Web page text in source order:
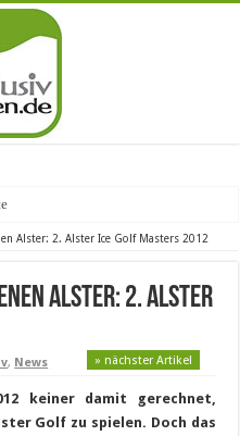
Golf-Com
Alster: 2. Alster Ice Golf Masters 2012
Alster: 2. Alster
, News » nächster Artikel
keiner damit gerechnet,
Golf zu spielen. Doch das